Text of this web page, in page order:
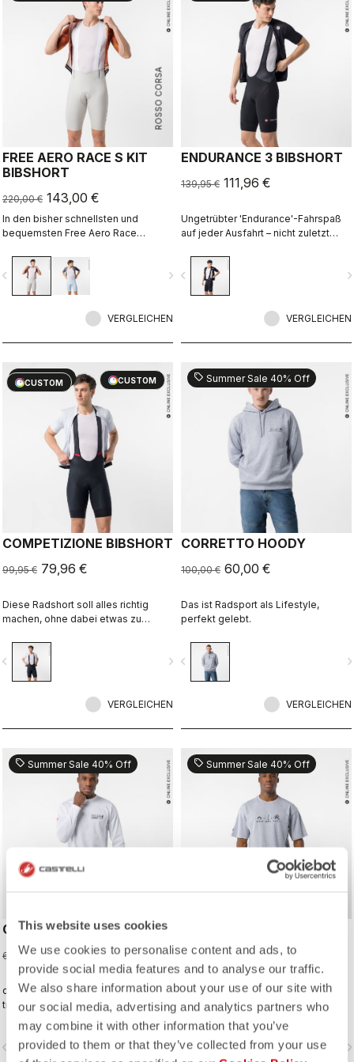
This website uses cookies
We use cookies to personalise content and ads, to
provide social media features and to analyse our traffic.
We also share information about your use of our site with
our social media, advertising and analytics partners who
may combine it with other information that you’ve
provided to them or that they’ve collected from your use
ROSSO CORSA
FREE AERO RACE S KIT
BIBSHORT
220,00 € 143,00 €
In den bisher schnellsten und
bequemsten Free Aero Race
Tragekomfort und Aerodynamik
miteinander.
navigate_next
VERGLEICHEN
ENDURANCE 3 BIBSHORT
139,95 € 111,96 €
Ungetrübter 'Endurance'-Fahrspaß
auf jeder Ausfahrt – nicht zuletzt
Sitzpolsters von Castelli.
navigate_before
VERGLEICHEN
CUSTOM
sell20% OFF
CUSTOM
COMPETIZIONE BIBSHORT
99,95 € 79,96 €
Diese Radshort soll alles richtig
machen, ohne dabei etwas zu
Materialien, Top-Passform,
Flachnähte, KISS Air2-Sitzpolster
und Beingripper, die direkt von
Free Aero Race 4 Bibshort stammen.
navigate_next
VERGLEICHEN
sell Summer Sale 40% Off
CORRETTO HOODY
100,00 € 60,00 €
Das ist Radsport als Lifestyle,
perfekt gelebt.
navigate_before
VERGLEICHEN
sell Summer Sale 40% Off
CORRETTO LS TEE
60,00 € 36,00 €
die Art von T-Shirt, die Sie täglich
tragen wollen − denn Castelli
begleitet Sie auch über den
Radsport hinaus.
navigate_next
sell Summer Sale 40% Off
50,00 € 30,00 €
die Art von T-Shirt, die Sie täglich
tragen wollen − denn Castelli
begleitet Sie auch über den
Radsport hinaus.
navigate_before